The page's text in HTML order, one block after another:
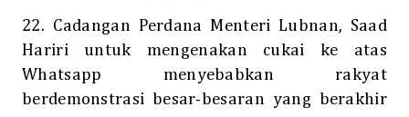
22. Cadangan Perdana Menteri Lubnan, Saad
Hariri untuk mengenakan cukai ke atas
Whatsapp menyebabkan rakyat
berdemonstrasi besar-besaran yang berakhir